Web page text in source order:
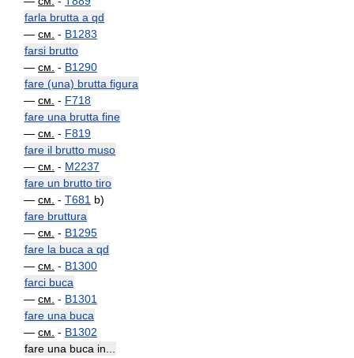
farla brutta a qd
— см. - B1283
farsi brutto
— см. - B1290
fare (una) brutta figura
— см. - F718
fare una brutta fine
— см. - F819
fare il brutto muso
— см. - M2237
fare un brutto tiro
— см. - T681 b)
fare bruttura
— см. - B1295
fare la buca a qd
— см. - B1300
farci buca
— см. - B1301
fare una buca
— см. - B1302
fare una buca in...